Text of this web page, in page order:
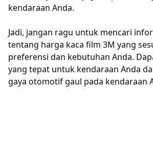
kendaraan Anda.
Jadi, jangan ragu untuk mencari
tentang harga kaca film 3M yang
preferensi dan kebutuhan Anda.
yang tepat untuk kendaraan Anda
gaya otomotif gaul pada kendaraan